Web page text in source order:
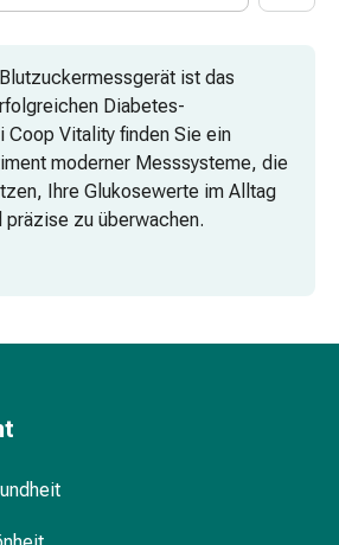
ist das
Diabetes-
Coop Vitality finden Sie ein
moderner Messsysteme, die
Ihre Glukosewerte im Alltag
zu überwachen.
Glukosemesssysteme
zur
für die